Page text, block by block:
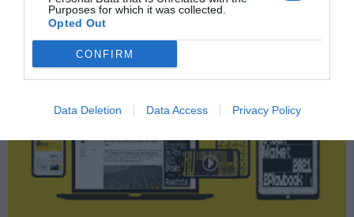
Purposes for which it was collected.
Opted Out
CONFIRM
Data Deletion Data Access Privacy Policy